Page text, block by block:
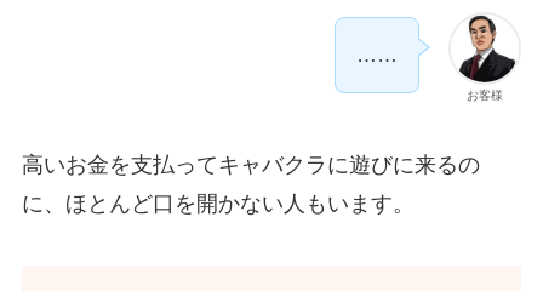
お客様
……
高いお金を支払ってキャバクラに遊びに来るの
に、ほとんど口を開かない人もいます。